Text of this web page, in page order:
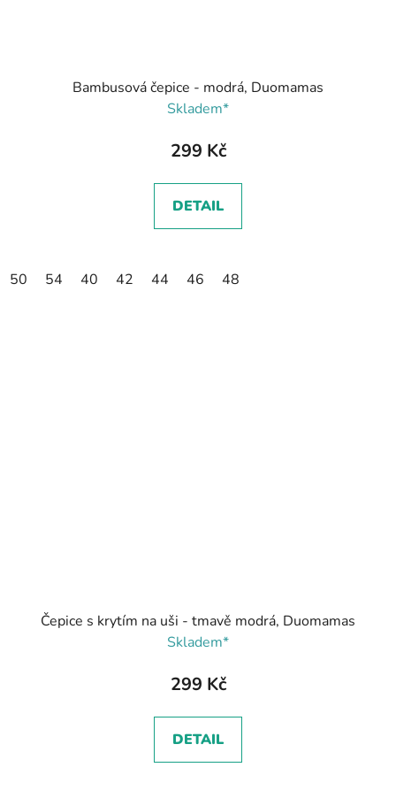
Bambusová čepice - modrá, Duomamas
Skladem*
299 Kč
DETAIL
50 54 40 42 44 46 48
Čepice s krytím na uši - tmavě modrá, Duomamas
Skladem*
299 Kč
DETAIL